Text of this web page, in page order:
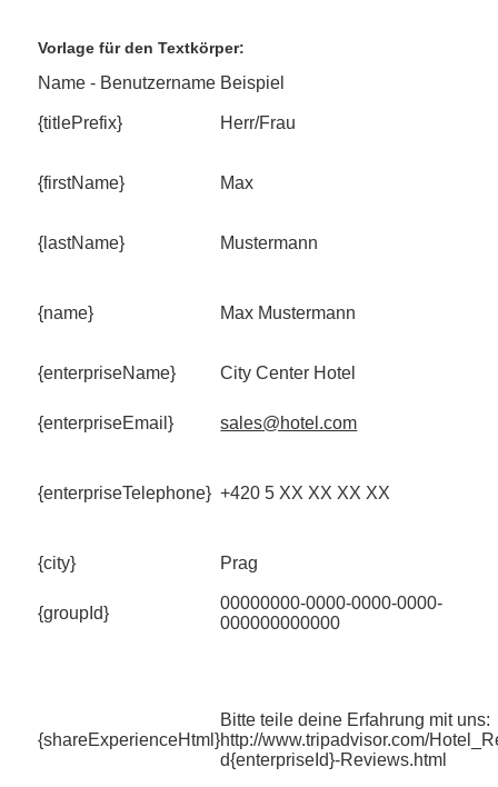
Vorlage für den Textkörper:
Name - Benutzername Beispiel
{titlePrefix} Herr/Frau
{firstName} Max
{lastName} Mustermann
{name} Max Mustermann
{enterpriseName} City Center Hotel
{enterpriseEmail} sales@hotel.com
{enterpriseTelephone} +420 5 XX XX XX XX
{city} Prag
{groupId}
00000000-0000-0000-0000-
000000000000
{shareExperienceHtml}
Bitte teile deine Erfahrung mit uns:
http://www.tripadvisor.com/
d{enterpriseId}-Reviews.html